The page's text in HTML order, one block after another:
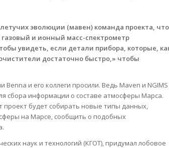
эволюции (мавен) команда проекта, что
газовый и ионный масс-спектрометр
увидеть, если детали прибора, которые,
достаточно быстро,» чтобы
и его коллеги просили. Ведь Maven и NGIMS
сбора информации о составе атмосферы Марса.
проект будет собирать новые типы данных,
на Марсе, сообщить о подобных
наук и технологий (КГОТ), придумал лобовое